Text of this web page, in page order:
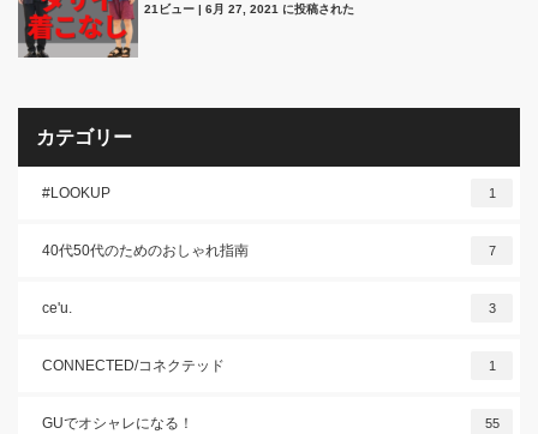
21ビュー | 6月 27, 2021 に投稿された
カテゴリー
#LOOKUP 1
40代50代のためのおしゃれ指南 7
ce'u. 3
CONNECTED/コネクテッド 1
GUでオシャレになる！ 55